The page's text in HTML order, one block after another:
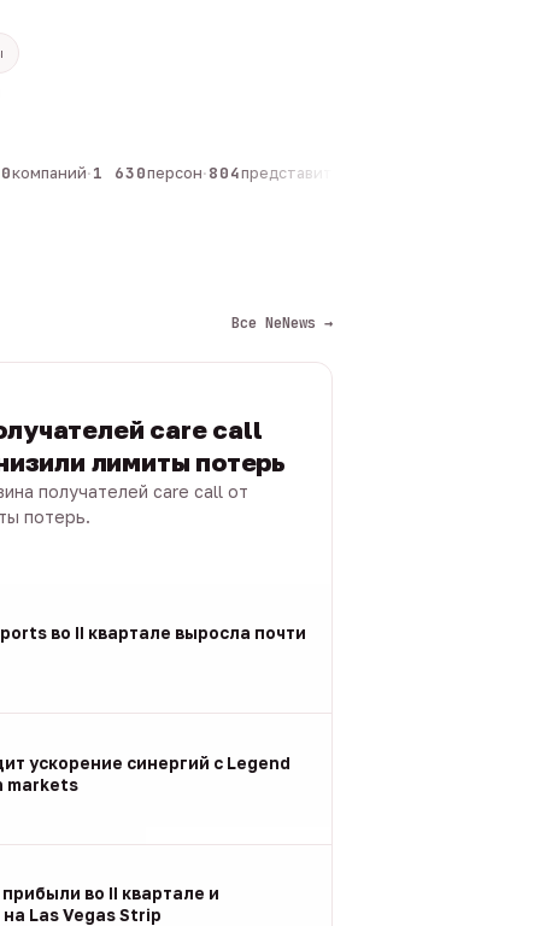
·1 630персон·804представителей
Все NeNews →
care call
лимиты потерь
получателей care call от
потерь.
во II квартале выросла почти
ускорение синергий с Legend
markets
во II квартале и
Las Vegas Strip